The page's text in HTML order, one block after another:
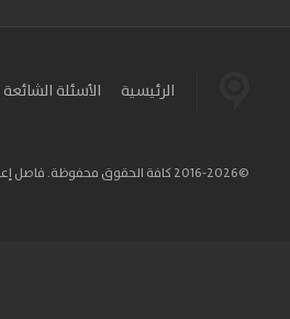
الرئيسية الأسئلة الشائعة
©2016-2026 كافة الحقوق محفوظة. فاصل إعلاني.